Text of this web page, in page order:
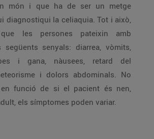
món i que ha de ser un metge
diagnostiqui la celiaquia. Tot i això,
les persones pateixin amb
següents senyals: diarrea, vòmits,
i gana, nàusees, retard del
i dolors abdominals. No
funció de si el pacient és nen,
els símptomes poden variar.